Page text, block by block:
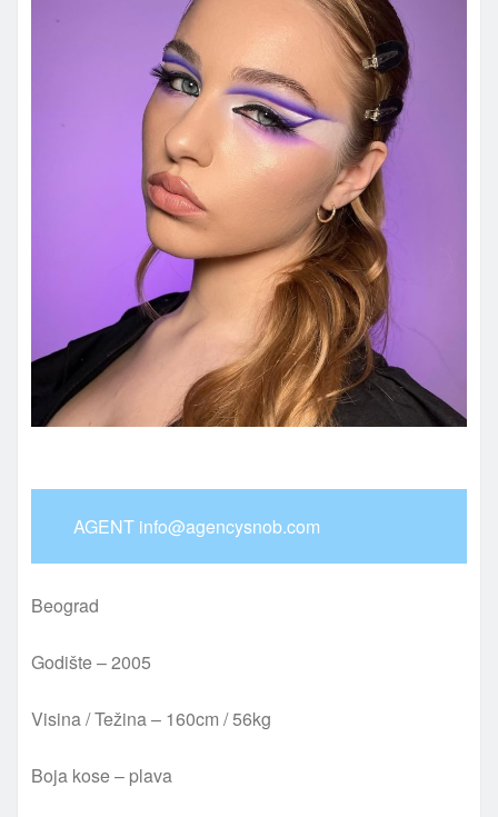
AGENT info@agencysnob.com
Beograd
Godište – 2005
Visina / Težina – 160cm / 56kg
Boja kose – plava